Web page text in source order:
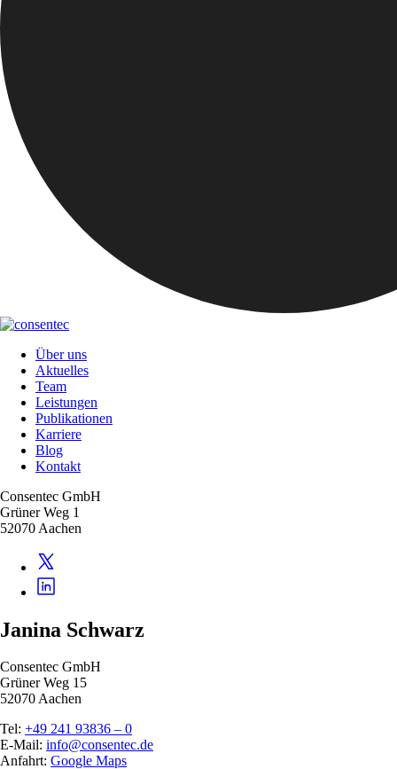
Über uns
Aktuelles
Team
Leistungen
Publikationen
Karriere
Blog
Kontakt
Consentec GmbH
Grüner Weg 1
52070 Aachen
Janina Schwarz
Consentec GmbH
Grüner Weg 15
52070 Aachen
Tel: +49 241 93836 – 0
E-Mail: info@consentec.de
Anfahrt: Google Maps